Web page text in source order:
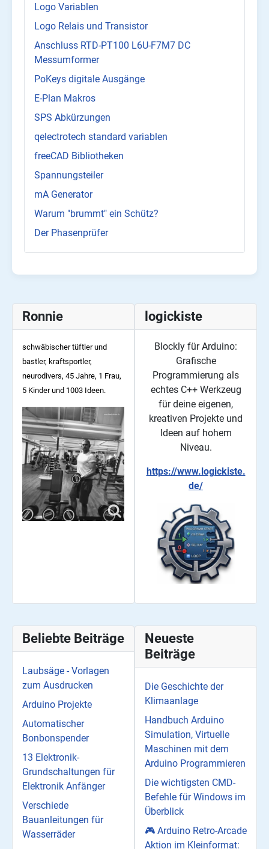
Logo Variablen
Logo Relais und Transistor
Anschluss RTD-PT100 L6U-F7M7 DC
Messumformer
PoKeys digitale Ausgänge
E-Plan Makros
SPS Abkürzungen
qelectrotech standard variablen
freeCAD Bibliotheken
Spannungsteiler
mA Generator
Warum "brummt" ein Schütz?
Der Phasenprüfer
Ronnie
schwäbischer tüftler und
bastler, kraftsportler,
neurodivers, 45 Jahre, 1 Frau,
5 Kinder und 1003 Ideen.
logickiste
Blockly für Arduino:
Grafische
Programmierung als
echtes C++ Werkzeug
für deine eigenen,
kreativen Projekte und
Ideen auf hohem
Niveau.
https://www.logickiste.
de/
Beliebte Beiträge
Laubsäge - Vorlagen
zum Ausdrucken
Arduino Projekte
Automatischer
Bonbonspender
13 Elektronik-
Grundschaltungen für
Elektronik Anfänger
Verschiede
Bauanleitungen für
Wasserräder
Neueste
Beiträge
Die Geschichte der
Klimaanlage
Handbuch Arduino
Simulation, Virtuelle
Maschinen mit dem
Arduino Programmieren
Die wichtigsten CMD-
Befehle für Windows im
Überblick
🎮 Arduino Retro-Arcade
Aktion im Kleinformat: